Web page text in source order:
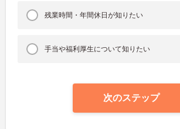
残業時間・年間休日が知りたい
手当や福利厚生について知りたい
次のステップ